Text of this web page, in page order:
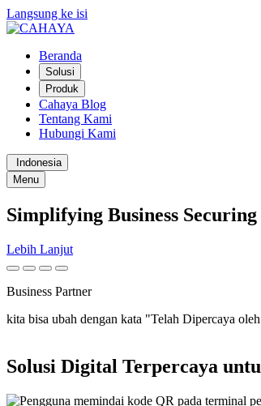
Langsung ke isi
Beranda
Solusi
Produk
Cahaya Blog
Tentang Kami
Hubungi Kami
Indonesia
Menu
Simplifying Business Securing
Lebih Lanjut
Business Partner
kita bisa ubah dengan kata "Telah Dipercaya
Solusi Digital Terpercaya